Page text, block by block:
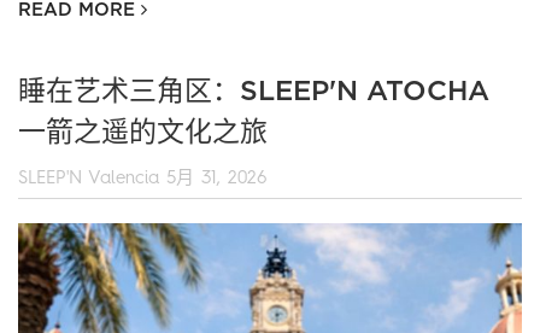
READ MORE
睡在艺术三角区：SLEEP'N ATOCHA
一箭之遥的文化之旅
SLEEP'N Valencia 5月 31, 2026